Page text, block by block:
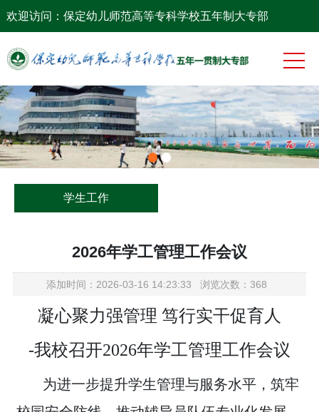
欢迎访问：保定幼儿师范高等专科学校五年制大专部
网站首页
专业建设
师资队伍
学生工作
2026年学工管理工作会议
添加时间：2026-03-16 14:23:33 浏览次数：368
凝心聚力强管理 笃行实干促育人
-我校召开2026年学工管理工作会议
为进一步提升学生管理与服务水平，筑牢